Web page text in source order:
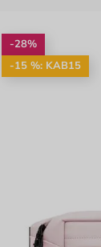
-28%
-15 %: KAB15